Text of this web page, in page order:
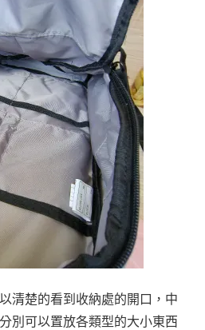
清楚的看到收納處的開口，中
別可以置放各類型的大小東西